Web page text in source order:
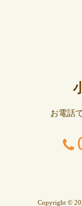
お電話
Copyright ©